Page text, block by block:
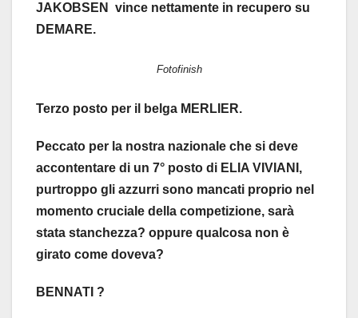
JAKOBSEN vince nettamente in recupero su
DEMARE.
Fotofinish
Terzo posto per il belga MERLIER.
Peccato per la nostra nazionale che si deve
accontentare di un 7° posto di ELIA VIVIANI,
purtroppo gli azzurri sono mancati proprio nel
momento cruciale della competizione, sarà
stata stanchezza? oppure qualcosa non è
girato come doveva?
BENNATI ?